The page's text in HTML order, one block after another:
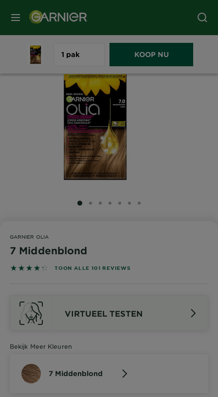
MENU
SLIDE 1
SLIDE 2
SLIDE 3
SLIDE 4
SLIDE 5
SLIDE 6
SLIDE 7
GARNIER OLIA
7 Middenblond
TOON ALLE 101 REVIEWS
VIRTUEEL TESTEN
Bekijk Meer Kleuren
7 Middenblond
1 pak KOOP NU